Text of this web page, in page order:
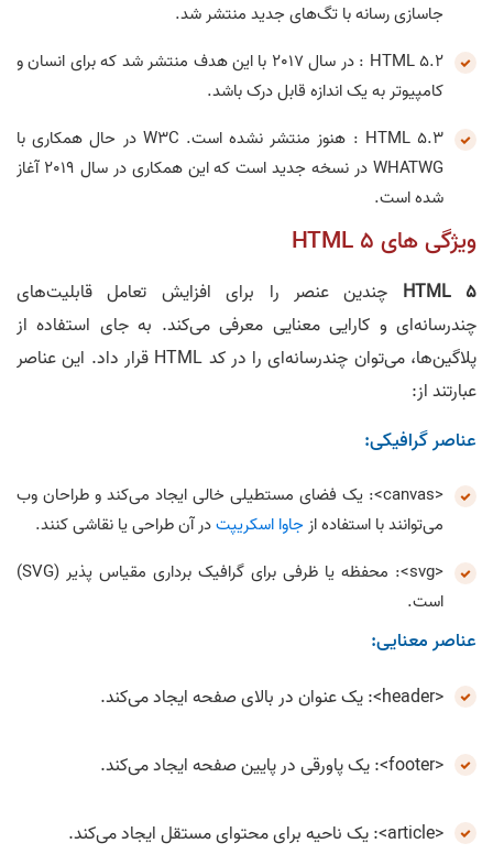
جاسازی رسانه با تگ‌های جدید منتشر شد.
HTML 5.2 : در سال 2017 با این هدف منتشر شد که برای انسان و
کامپیوتر به یک اندازه قابل درک باشد.
HTML 5.3 : هنوز منتشر نشده است. W3C در حال همکاری با
WHATWG در نسخه جدید است که این همکاری در سال 2019 آغاز
شده است.
ویژگی های HTML 5
HTML 5 چندین عنصر را برای افزایش تعامل قابلیت‌های
چندرسانه‌ای و کارایی معنایی معرفی می‌کند. به جای استفاده از
پلاگین‌ها، می‎‌توان چندرسانه‌ای را در کد HTML قرار داد. این عناصر
عبارتند از:
عناصر گرافیکی:
<canvas>: یک فضای مستطیلی خالی ایجاد می‌کند و طراحان وب
می‌توانند با استفاده ازجاوا اسکریپتدر آن طراحی یا نقاشی کنند.
<svg>: محفظه یا ظرفی برای گرافیک برداری مقیاس پذیر (SVG)
است.
عناصر معنایی:
<header>: یک عنوان در بالای صفحه ایجاد می‌کند.
<footer>: یک پاورقی در پایین صفحه ایجاد می‌کند.
<article>: یک ناحیه برای محتوای مستقل ایجاد می‌کند.